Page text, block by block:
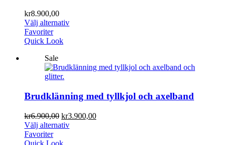
kr8.900,00
Välj alternativ
Favoriter
Quick Look
Sale
Brudklänning med tyllkjol och axelband
kr6.900,00 kr3.900,00
Välj alternativ
Favoriter
Quick Look